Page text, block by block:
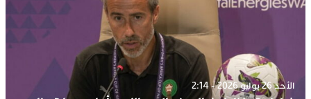
الأحد 26 يوليو 2026 - 2:14